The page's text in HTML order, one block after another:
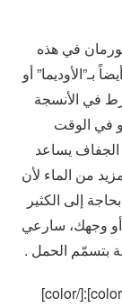
في هذه
بـ”الأوديما” أو
في الأنسجة
في الوقت
الجفاف يساعد
من الماء لأن
إلى الكثير
وجهك، سارعي
بتسمّم الحمل .